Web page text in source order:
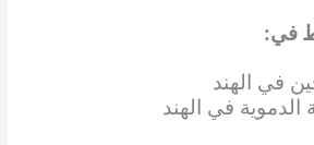
في:
في الهند
الدموية في الهند